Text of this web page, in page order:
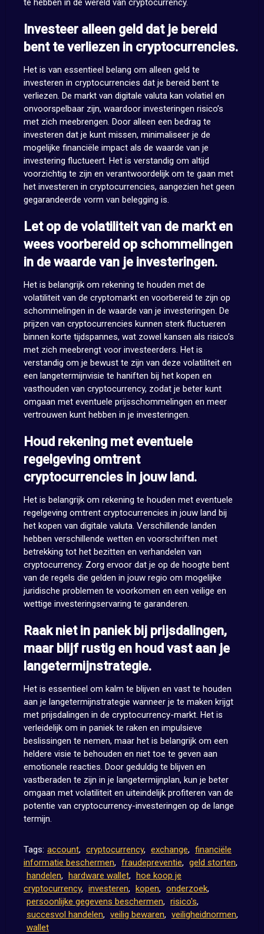
te hebben in de wereld van cryptocurrency.
Investeer alleen geld dat je bereid
bent te verliezen in cryptocurrencies.
Het is van essentieel belang om alleen geld te
investeren in cryptocurrencies dat je bereid bent te
verliezen. De markt van digitale valuta kan volatiel en
onvoorspelbaar zijn, waardoor investeringen risico’s
met zich meebrengen. Door alleen een bedrag te
investeren dat je kunt missen, minimaliseer je de
mogelijke financiële impact als de waarde van je
investering fluctueert. Het is verstandig om altijd
voorzichtig te zijn en verantwoordelijk om te gaan met
het investeren in cryptocurrencies, aangezien het geen
gegarandeerde vorm van belegging is.
Let op de volatiliteit van de markt en
wees voorbereid op schommelingen
in de waarde van je investeringen.
Het is belangrijk om rekening te houden met de
volatiliteit van de cryptomarkt en voorbereid te zijn op
schommelingen in de waarde van je investeringen. De
prijzen van cryptocurrencies kunnen sterk fluctueren
binnen korte tijdspannes, wat zowel kansen als risico’s
met zich meebrengt voor investeerders. Het is
verstandig om je bewust te zijn van deze volatiliteit en
een langetermijnvisie te haniften bij het kopen en
vasthouden van cryptocurrency, zodat je beter kunt
omgaan met eventuele prijsschommelingen en meer
vertrouwen kunt hebben in je investeringen.
Houd rekening met eventuele
regelgeving omtrent
cryptocurrencies in jouw land.
Het is belangrijk om rekening te houden met eventuele
regelgeving omtrent cryptocurrencies in jouw land bij
het kopen van digitale valuta. Verschillende landen
hebben verschillende wetten en voorschriften met
betrekking tot het bezitten en verhandelen van
cryptocurrency. Zorg ervoor dat je op de hoogte bent
van de regels die gelden in jouw regio om mogelijke
juridische problemen te voorkomen en een veilige en
wettige investeringservaring te garanderen.
Raak niet in paniek bij prijsdalingen,
maar blijf rustig en houd vast aan je
langetermijnstrategie.
Het is essentieel om kalm te blijven en vast te houden
aan je langetermijnstrategie wanneer je te maken krijgt
met prijsdalingen in de cryptocurrency-markt. Het is
verleidelijk om in paniek te raken en impulsieve
beslissingen te nemen, maar het is belangrijk om een
heldere visie te behouden en niet toe te geven aan
emotionele reacties. Door geduldig te blijven en
vastberaden te zijn in je langetermijnplan, kun je beter
omgaan met volatiliteit en uiteindelijk profiteren van de
potentie van cryptocurrency-investeringen op de lange
termijn.
Tags: account, cryptocurrency, exchange, financiële
informatie beschermen, fraudepreventie, geld storten,
handelen, hardware wallet, hoe koop je
cryptocurrency, investeren, kopen, onderzoek,
persoonlijke gegevens beschermen, risico's,
succesvol handelen, veilig bewaren, veiligheidnormen,
wallet